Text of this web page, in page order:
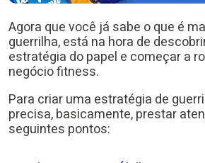
Agora que você já sabe o que é
guerrilha, está na hora de
estratégia do papel e começar a
negócio fitness.
Para criar uma estratégia de
precisa, basicamente, prestar
seguintes pontos: